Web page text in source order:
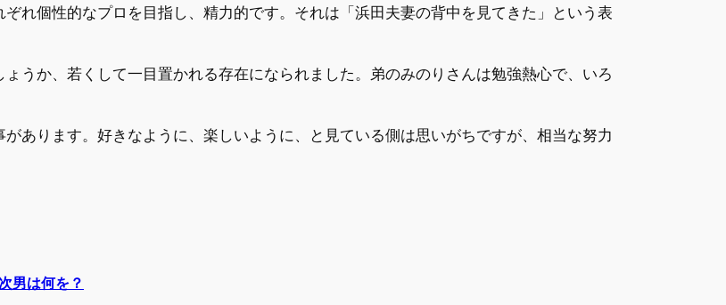
れ個性的なプロを目指し、精力的です。それは「浜田夫妻の背中を見てきた」という表
うか、若くして一目置かれる存在になられました。弟のみのりさんは勉強熱心で、いろ
あります。好きなように、楽しいように、と見ている側は思いがちですが、相当な努力
男は何を？